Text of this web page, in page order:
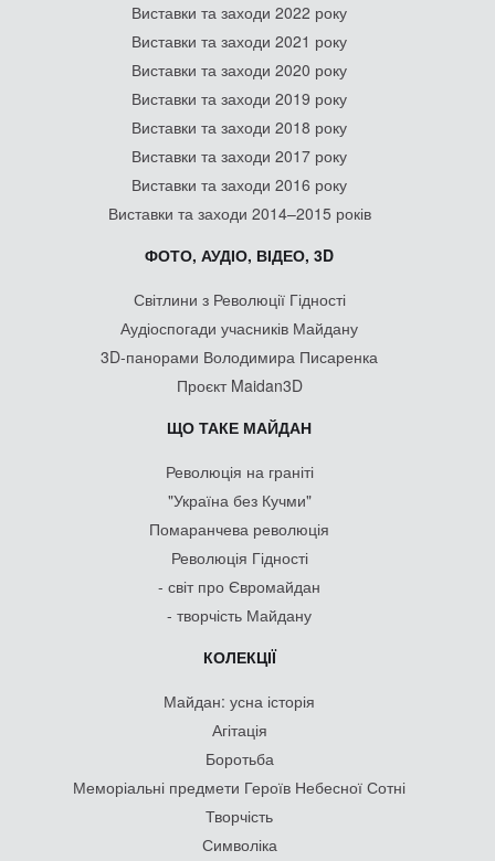
Виставки та заходи 2022 року
Виставки та заходи 2021 року
Виставки та заходи 2020 року
Виставки та заходи 2019 року
Виставки та заходи 2018 року
Виставки та заходи 2017 року
Виставки та заходи 2016 року
Виставки та заходи 2014–2015 років
ФОТО, АУДІО, ВІДЕО, 3D
Світлини з Революції Гідності
Аудіоспогади учасників Майдану
3D-панорами Володимира Писаренка
Проєкт Maidan3D
ЩО ТАКЕ МАЙДАН
Революція на граніті
"Україна без Кучми"
Помаранчева революція
Революція Гідності
- світ про Євромайдан
- творчість Майдану
КОЛЕКЦІЇ
Майдан: усна історія
Агітація
Боротьба
Меморіальні предмети Героїв Небесної Сотні
Творчість
Символіка